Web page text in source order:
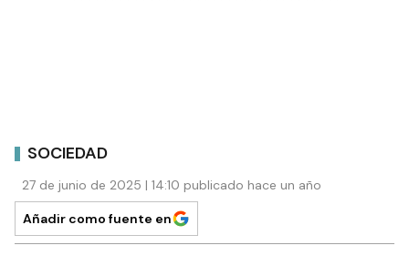
SOCIEDAD
27 de junio de 2025 | 14:10 publicado hace un año
Añadir como fuente en